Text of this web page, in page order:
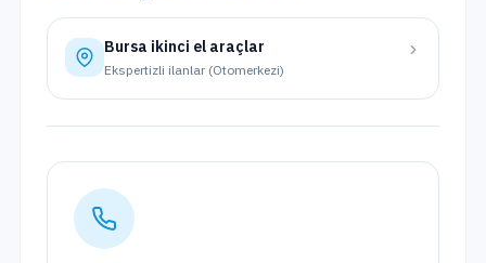
Bursa ikinci el araçlar
Ekspertizli ilanlar (Otomerkezi)